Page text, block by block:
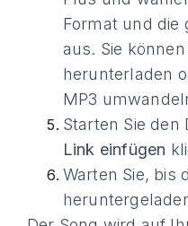
Format und die
aus. Sie
herunterladen
MP3
Starten Sie den
Link einfügen
Warten Sie, bis